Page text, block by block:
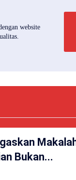
website
Bukan...